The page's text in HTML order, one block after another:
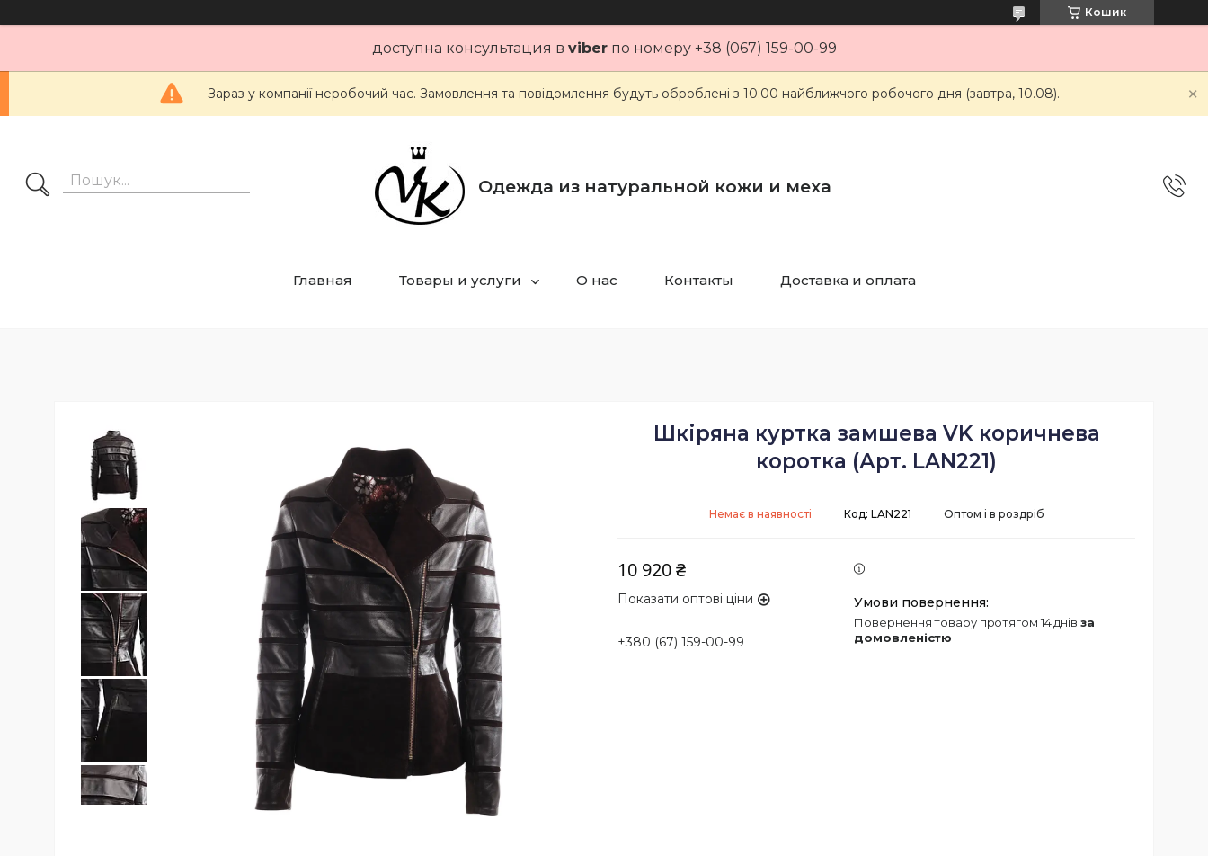
Кошик
доступна консультация в viberпо номеру +38 (067) 159-00-99
Зараз у компанії неробочий час. Замовлення та повідомлення будуть оброблені з 10:00 найближчого робочого дня (завтра, 10.08).
Одежда из натуральной кожи и меха
Главная Товары и услуги О нас Контакты Доставка и оплата
Шкіряна куртка замшева VK коричнева
коротка (Арт. LAN221)
Немає в наявності Оптом і в роздріб
Код: LAN221
10 920 ₴
Показати оптові ціни
+380 (67) 159-00-99
повернення товару протягом 14 днів за
домовленістю